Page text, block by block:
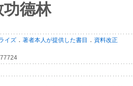
功德林
イズ ． 著者本人が提供した書目 ． 資料改正
77724